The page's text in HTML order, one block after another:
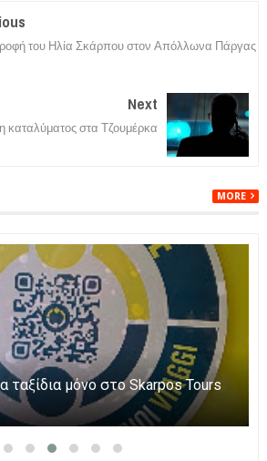
του Ηλία Σκάρπου στον Απόλλωνα Πάργας
Next
στα Τζουμέρκα
MORE
ταξίδια μόνο στο Skarpos Tours